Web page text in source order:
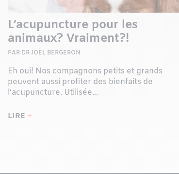
L’acupuncture pour les
animaux? Vraiment?!
PAR DR JOËL BERGERON
Eh oui! Nos compagnons petits et grands
peuvent aussi profiter des bienfaits de
l’acupuncture. Utilisée...
LIRE